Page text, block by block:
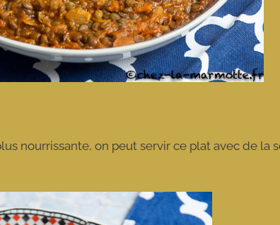
nourrissante, on peut servir ce plat avec de la